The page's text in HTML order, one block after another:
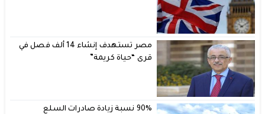
مصر تستهدف إنشاء 14 ألف فصل في
قرى “حياة كريمة”
90% نسبة زيادة صادرات السلع